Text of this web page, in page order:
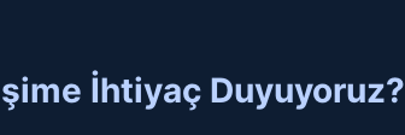
İhtiyaç Duyuyoruz?